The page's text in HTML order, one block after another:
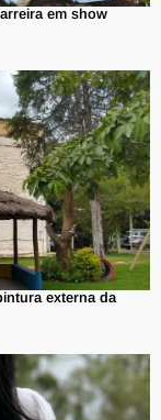
em show
externa da